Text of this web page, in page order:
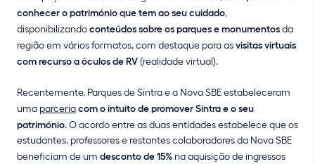
conhecer o património que tem ao seu cuidado,
disponibilizandoconteúdos sobre os parques e monumentosda
região em vários formatos, com destaque para asvisitas virtuais
com recurso a óculos de RV (realidade virtual).
Recentemente, Parques de Sintra e a Nova SBE estabeleceram
uma parceriacom o intuito de promover Sintra e o seu
património. O acordo entre as duas entidades estabelece que os
estudantes, professores e restantes colaboradores da Nova SBE
beneficiam de um desconto de 15% na aquisição de ingressos